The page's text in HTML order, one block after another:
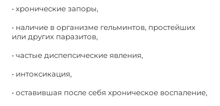
• хронические запоры,
• наличие в организме гельминтов, простейших
или других паразитов,
• частые диспепсические явления,
• интоксикация,
• оставившая после себя хроническое воспаление,